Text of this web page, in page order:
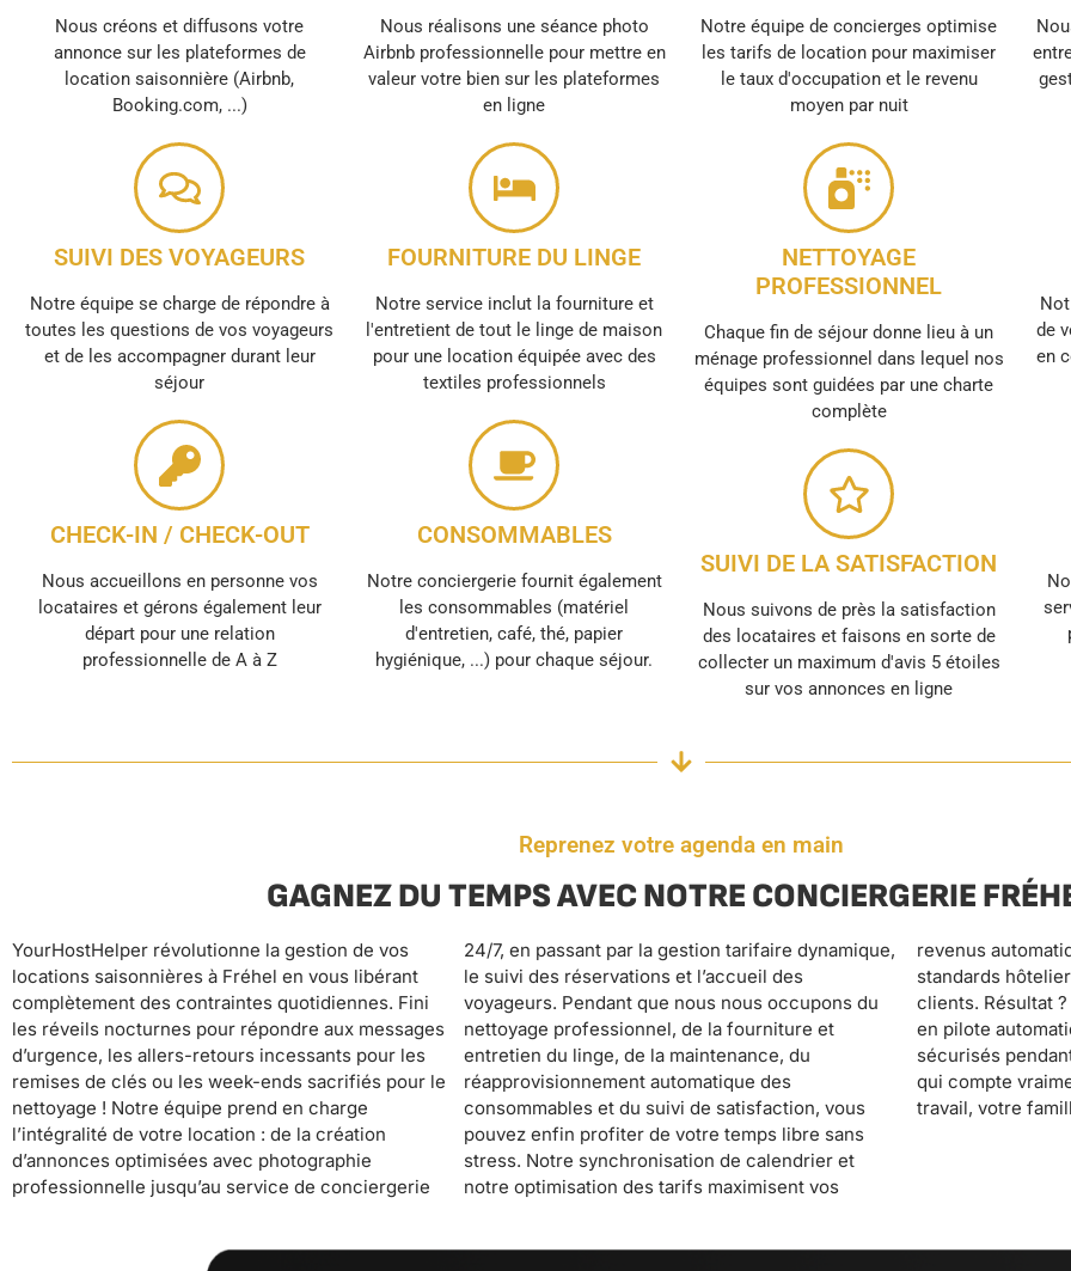
Nous créons et diffusons votre
annonce sur les plateformes de
location saisonnière (Airbnb,
Booking.com, ...)
SUIVI DES VOYAGEURS
Notre équipe se charge de répondre à
toutes les questions de vos voyageurs
et de les accompagner durant leur
séjour
CHECK-IN / CHECK-OUT
Nous accueillons en personne vos
locataires et gérons également leur
départ pour une relation
professionnelle de A à Z
Nous réalisons une séance photo
Airbnb professionnelle pour mettre en
valeur votre bien sur les plateformes
en ligne
FOURNITURE DU LINGE
Notre service inclut la fourniture et
l'entretient de tout le linge de maison
pour une location équipée avec des
textiles professionnels
CONSOMMABLES
Notre conciergerie fournit également
les consommables (matériel
d'entretien, café, thé, papier
hygiénique, ...) pour chaque séjour.
Notre équipe de concierges optimise
les tarifs de location pour maximiser
le taux d'occupation et le revenu
moyen par nuit
NETTOYAGE
PROFESSIONNEL
Chaque fin de séjour donne lieu à un
ménage professionnel dans lequel nos
équipes sont guidées par une charte
complète
SUIVI DE LA SATISFACTION
Nous suivons de près la satisfaction
des locataires et faisons en sorte de
collecter un maximum d'avis 5 étoiles
sur vos annonces en ligne
de
en
Reprenez votre agenda en main
GAGNEZ DU TEMPS AVEC NOTRE CONCIERGERIE
YourHostHelper révolutionne la gestion de vos
locations saisonnières à Fréhel en vous libérant
complètement des contraintes quotidiennes. Fini
les réveils nocturnes pour répondre aux messages
d’urgence, les allers-retours incessants pour les
remises de clés ou les week-ends sacrifiés pour le
nettoyage ! Notre équipe prend en charge
l’intégralité de votre location : de la création
d’annonces optimisées avec photographie
professionnelle jusqu’au service de conciergerie
24/7, en passant par la gestion tarifaire dynamique,
le suivi des réservations et l’accueil des
voyageurs. Pendant que nous nous occupons du
nettoyage professionnel, de la fourniture et
entretien du linge, de la maintenance, du
réapprovisionnement automatique des
consommables et du suivi de satisfaction, vous
pouvez enfin profiter de votre temps libre sans
stress. Notre synchronisation de calendrier et
notre optimisation des tarifs maximisent vos
revenus automatiquement, tandis que nos
standards hôteliers garantissent d’excellents avis
clients. Résultat ? Votre investissement fonctionne
en pilote automatique, générant des revenus
sécurisés pendant que vous vous consacrez à ce
qui compte vraiment pour vous, que ce soit votre
travail, votre